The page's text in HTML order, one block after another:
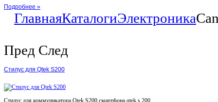
Подробнее »
ГлавнаяКаталогиЭлектроника
Пред След
Стилус для Qtek S200
Стилус для коммуникатора Qtek S200 смартфона qtek s 200